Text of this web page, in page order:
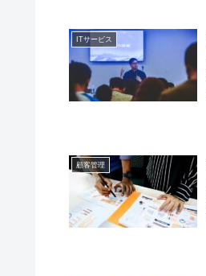
ITサービス
顧客管理